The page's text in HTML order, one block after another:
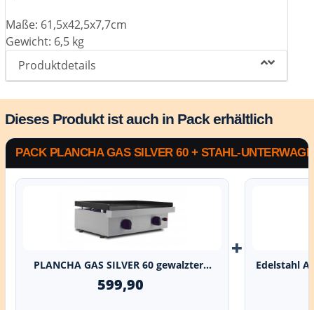
Maße: 61,5x42,5x7,7cm
Gewicht: 6,5 kg
Produktdetails
Dieses Produkt ist auch in Pack erhältlich
PACK PLANCHA GAS SILVER 60 + STAHL-
PLANCHA GAS SILVER 60 gewalzter...
599,90
+
Edelstahl